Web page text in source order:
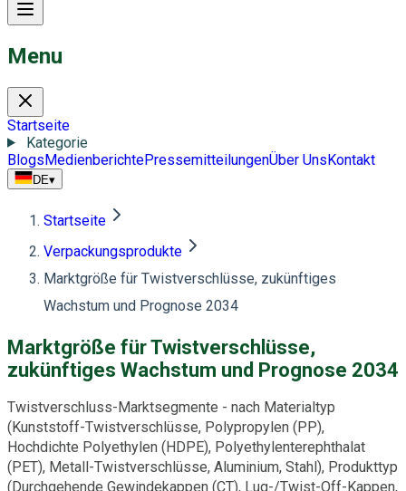
Menu
Startseite
Kategorie
BlogsMedienberichtePressemitteilungenÜber UnsKontakt
DE▾
Startseite
Verpackungsprodukte
Marktgröße für Twistverschlüsse, zukünftiges
Wachstum und Prognose 2034
Marktgröße für Twistverschlüsse,
zukünftiges Wachstum und Prognose 2034
Twistverschluss-Marktsegmente - nach Materialtyp
(Kunststoff-Twistverschlüsse, Polypropylen (PP),
Hochdichte Polyethylen (HDPE), Polyethylenterephthalat
(PET), Metall-Twistverschlüsse, Aluminium, Stahl), Produkttyp
(Durchgehende Gewindekappen (CT), Lug-/Twist-Off-Kappen,